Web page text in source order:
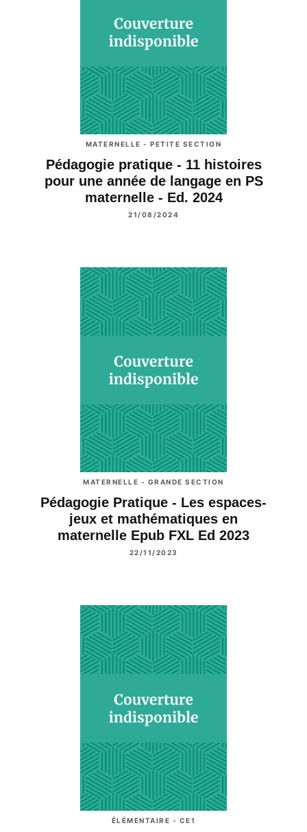
MATERNELLE - PETITE SECTION
Pédagogie pratique - 11 histoires
pour une année de langage en PS
maternelle - Ed. 2024
21/08/2024
MATERNELLE - GRANDE SECTION
Pédagogie Pratique - Les espaces-
jeux et mathématiques en
maternelle Epub FXL Ed 2023
22/11/2023
ÉLÉMENTAIRE - CE1